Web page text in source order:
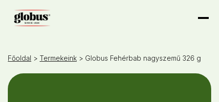
Főoldal > Termekeink > Globus Fehérbab nagyszemű 326 g